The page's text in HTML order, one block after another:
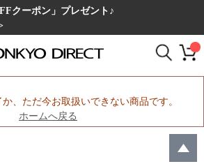
クーポン」プレゼント♪
、ただ今お取扱いできない商品です。
ホームへ戻る